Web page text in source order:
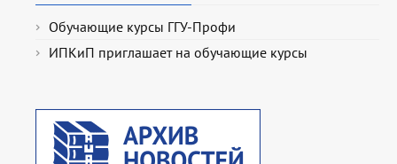
Обучающие курсы ГГУ-Профи
ИПКиП приглашает на обучающие курсы